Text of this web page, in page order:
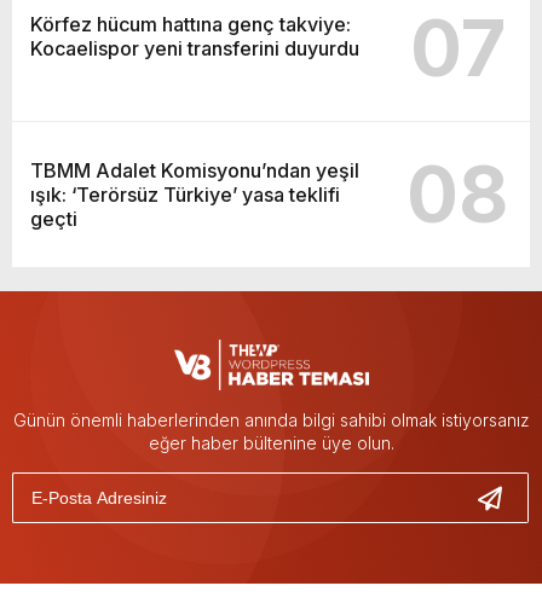
Körfez hücum hattına genç takviye:
Kocaelispor yeni transferini duyurdu
07
TBMM Adalet Komisyonu’ndan yeşil
ışık: ‘Terörsüz Türkiye’ yasa teklifi
geçti
08
Günün önemli haberlerinden anında bilgi sahibi olmak istiyorsanız
eğer haber bültenine üye olun.